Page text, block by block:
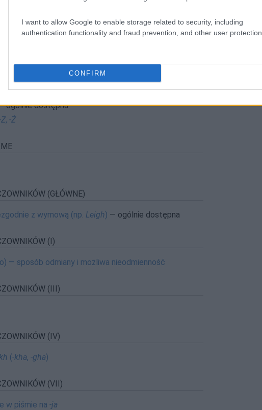
I want to allow Google to enable storage related to security, including
authentication functionality and fraud prevention, and other user protection.
CONFIRM
mnogiej na-yj, -ij(funkcyj,balij
(
(
ogólnie dostępna
, -Ż
(GŁÓWNE)
z wymową (np. Leigh) — ogólnie dostępna
(I)
— sposób odmiany i możliwa nieodmienność
(III)
(IV)
(-kha, -gha)
(VII)
w piśmie na -ja